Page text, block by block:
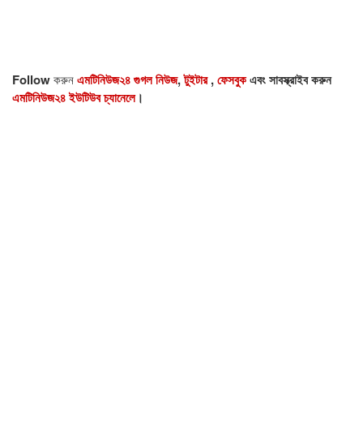
Followকরুনএমটিনিউজ২৪ গুগল নিউজ,টুইটার,ফেসবুকএবং সাবস্ক্রাইব করুন
এমটিনিউজ২৪ ইউটিউব চ্যানেলে।